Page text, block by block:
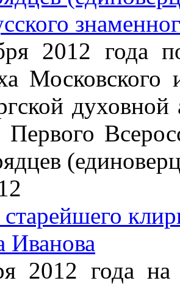
2012 года
Иванова
2012 года